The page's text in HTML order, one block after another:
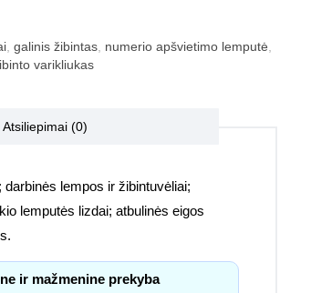
galinis žibintas numerio apšvietimo lemputė
varikliukas
Atsiliepimai (0)
lempos ir žibintuvėliai;
lemputės lizdai; atbulinės eigos
ir mažmenine prekyba